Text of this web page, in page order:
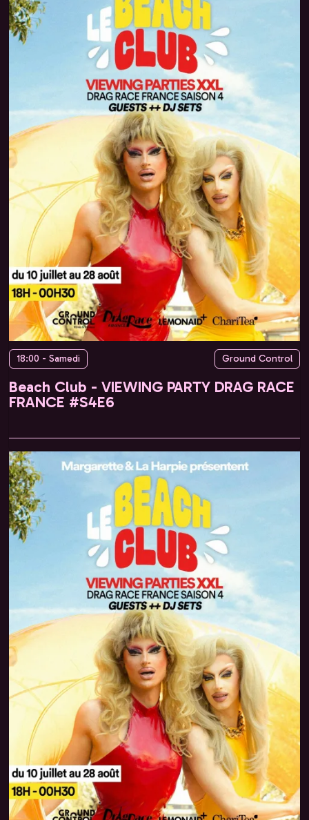
18:00 - Samedi Ground Control
Beach Club - VIEWING PARTY DRAG RACE
FRANCE #S4E6